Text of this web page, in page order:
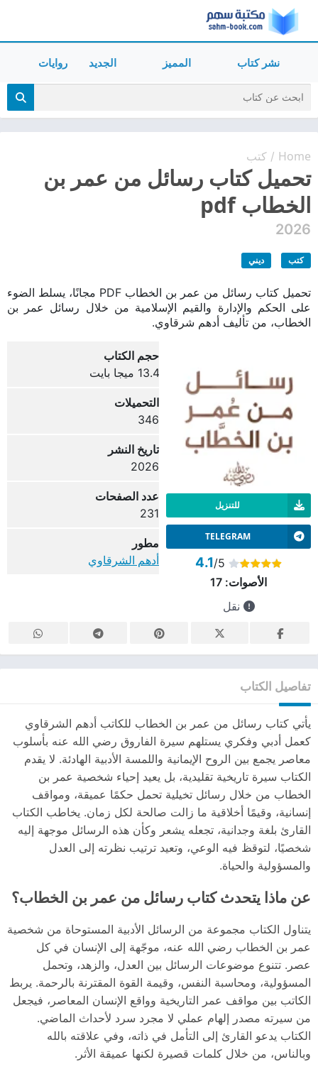
نشر كتاب المميز الجديد روايات
Home
/ كتب
تحميل كتاب رسائل من عمر بن
الخطاب pdf
2026
كتب ديني
تحميل كتاب رسائل من عمر بن الخطاب PDF مجانًا، يسلط الضوء
على الحكم والإدارة والقيم الإسلامية من خلال رسائل عمر بن
الخطاب، من تأليف أدهم شرقاوي.
للتنزيل
TELEGRAM
4.1/5
الأصوات: 17
نقل
حجم الكتاب
13.4 ميجا بايت
التحميلات
346
تاريخ النشر
2026
عدد الصفحات
231
مطور
أدهم الشرقاوي
تفاصيل الكتاب
يأتي كتاب رسائل من عمر بن الخطاب للكاتب أدهم الشرقاوي
كعمل أدبي وفكري يستلهم سيرة الفاروق رضي الله عنه بأسلوب
معاصر يجمع بين الروح الإيمانية واللمسة الأدبية الهادئة. لا يقدم
الكتاب سيرة تاريخية تقليدية، بل يعيد إحياء شخصية عمر بن
الخطاب من خلال رسائل تخيلية تحمل حكمًا عميقة، ومواقف
إنسانية، وقيمًا أخلاقية ما زالت صالحة لكل زمان. يخاطب الكتاب
القارئ بلغة وجدانية، تجعله يشعر وكأن هذه الرسائل موجهة إليه
شخصيًا، لتوقظ فيه الوعي، وتعيد ترتيب نظرته إلى العدل
والمسؤولية والحياة.
عن ماذا يتحدث كتاب رسائل من عمر بن الخطاب؟
يتناول الكتاب مجموعة من الرسائل الأدبية المستوحاة من شخصية
عمر بن الخطاب رضي الله عنه، موجّهة إلى الإنسان في كل
عصر. تتنوع موضوعات الرسائل بين العدل، والزهد، وتحمل
المسؤولية، ومحاسبة النفس، وقيمة القوة المقترنة بالرحمة. يربط
الكاتب بين مواقف عمر التاريخية وواقع الإنسان المعاصر، فيجعل
من سيرته مصدر إلهام عملي لا مجرد سرد لأحداث الماضي.
الكتاب يدعو القارئ إلى التأمل في ذاته، وفي علاقته بالله
وبالناس، من خلال كلمات قصيرة لكنها عميقة الأثر.